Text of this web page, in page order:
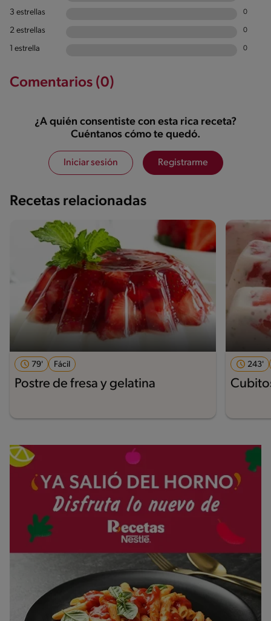
3 estrellas 0
2 estrellas 0
1 estrella 0
Comentarios (0)
¿A quién consentiste con esta rica receta?
Cuéntanos cómo te quedó.
Iniciar sesión Registrarme
Recetas relacionadas
79' Fácil
Postre de fresa y gelatina
243'